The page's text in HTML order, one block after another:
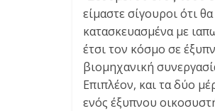
είμαστε σίγουροι ότι
κατασκευασμένα με
έτσι τον κόσμο σε
βιομηχανική
Επιπλέον, και τα δύο
ενός έξυπνου